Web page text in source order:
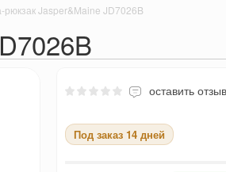
рюкзак Jasper&Maine JD7026B
оставить отзыв
Под заказ 14 дней